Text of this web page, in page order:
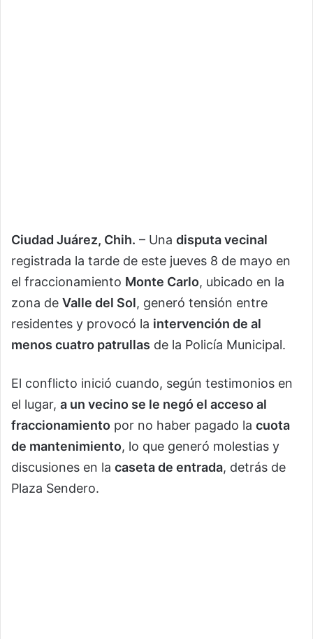
Ciudad Juárez, Chih. – Una disputa vecinal
registrada la tarde de este jueves 8 de mayo en
el fraccionamiento Monte Carlo, ubicado en la
zona de Valle del Sol, generó tensión entre
residentes y provocó la intervención de al
menos cuatro patrullas de la Policía Municipal.
El conflicto inició cuando, según testimonios en
el lugar, a un vecino se le negó el acceso al
fraccionamiento por no haber pagado la cuota
de mantenimiento, lo que generó molestias y
discusiones en la caseta de entrada, detrás de
Plaza Sendero.